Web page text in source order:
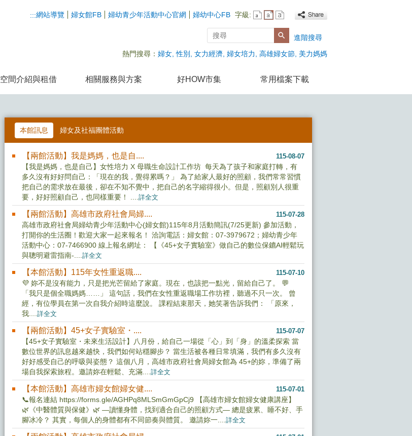
:::網站導覽 婦女館FB 婦幼青少年活動中心官網 婦幼中心FB 字級:
搜尋
進階搜尋
熱門搜尋： 婦女 性別 女力經濟 婦女培力 高雄婦女節 美力媽媽
空間介紹與租借 相關服務與方案 好HOW市集 常用檔案下載
本館訊息 婦女及社福團體活動
115-08-07
【兩館活動】我是媽媽，也是自....
【我是媽媽，也是自己】女性培力 X 母職生命設計工作坊 每天為了孩子和家庭打轉，有
多久沒有好好問自己：「現在的我，覺得累嗎？」 為了給家人最好的照顧，我們常常習慣
把自己的需求放在最後，卻在不知不覺中，把自己的名字縮得很小。但是，照顧別人很重
要，好好照顧自己，也同樣重要！ ....詳全文
115-07-28
【兩館活動】高雄市政府社會局婦....
高雄市政府社會局婦幼青少年活動中心(婦女館)115年8月活動簡訊(7/25更新) 參加活動，
打開你的生活圈！歡迎大家一起來報名！ 洽詢電話：婦女館：07-3979672；婦幼青少年
活動中心：07-7466900 線上報名網址： 【《45+女子實驗室》做自己的數位保鑣AI輕鬆玩
與聰明避雷指南-....詳全文
115-07-10
【本館活動】115年女性重返職....
💜 妳不是沒有能力，只是把光芒留給了家庭。現在，也該把一點光，留給自己了。 💬
「我只是個全職媽媽……」 這句話，我們在女性重返職場工作坊裡，聽過不只一次。 曾
經，有位學員在第一次自我介紹時這麼說。 課程結束那天，她笑著告訴我們： 「原來，
我....詳全文
115-07-07
【兩館活動】45+女子實驗室・....
【45+女子實驗室・未來生活設計】八月份，給自己一場從「心」到「身」的溫柔探索 當
數位世界的訊息越來越快，我們如何站穩腳步？ 當生活被各種日常填滿，我們有多久沒有
好好感受自己的呼吸與姿態？ 這個八月，高雄市政府社會局婦女館為 45+的妳，準備了兩
場自我探索旅程。邀請妳在輕鬆、充滿....詳全文
115-07-01
【本館活動】高雄市婦女館婦女健....
📞報名連結 https://forms.gle/AGHPq8MLSmGmGpCj9 【高雄市婦女館婦女健康講座】
🌿《中醫體質與保健》🌿 —讀懂身體，找到適合自己的照顧方式— 總是疲累、睡不好、手
腳冰冷？ 其實，每個人的身體都有不同節奏與體質。 邀請妳一....詳全文